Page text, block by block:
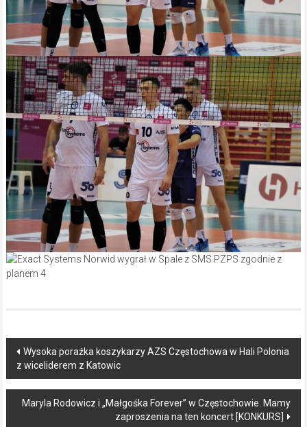
Post
navigation
Wysoka porażka koszykarzy AZS Częstochowa w Hali Polonia
z wiceliderem z Katowic
Maryla Rodowicz i „Małgośka Forever” w Częstochowie. Mamy
zaproszenia na ten koncert [KONKURS]